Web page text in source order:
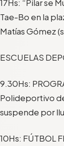
17Hs: “Pilar se
Tae-Bo en la
Matías Gómez
ESCUELAS
9.30Hs:
Polideportivo
suspende por
10Hs: FÚTBOL